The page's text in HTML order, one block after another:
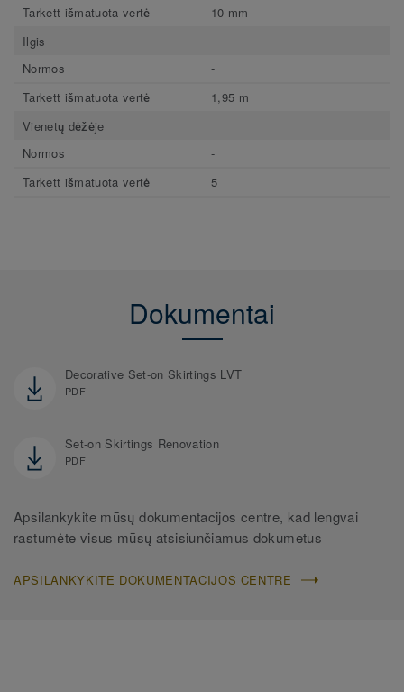
Tarkett išmatuota vertė
10 mm
Ilgis
Normos
-
Tarkett išmatuota vertė
1,95 m
Vienetų dėžėje
Normos
-
Tarkett išmatuota vertė
5
Dokumentai
Decorative Set-on Skirtings LVT
PDF
Set-on Skirtings Renovation
PDF
Apsilankykite mūsų dokumentacijos centre, kad lengvai
rastumėte visus mūsų atsisiunčiamus dokumetus
APSILANKYKITE DOKUMENTACIJOS CENTRE